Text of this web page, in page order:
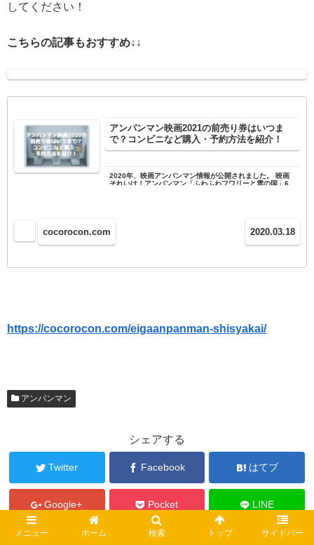
してください！
こちらの記事もおすすめ↓↓
アンパンマン映画2021の前売り券はいつま
で？コンビニなど購入・予約方法を紹介！
2020年、映画アンパンマン情報が公開されました。 映画
それいけ！アンパンマン「ふわふわフワリーと雲の国」6
cocorocon.com 2020.03.18
https://cocorocon.com/eigaanpanman-shisyakai/‎
アンパンマン
シェアする
Twitter Facebook はてブ
Google+ Pocket LINE
メニュー ホーム 検索 トップ サイドバー